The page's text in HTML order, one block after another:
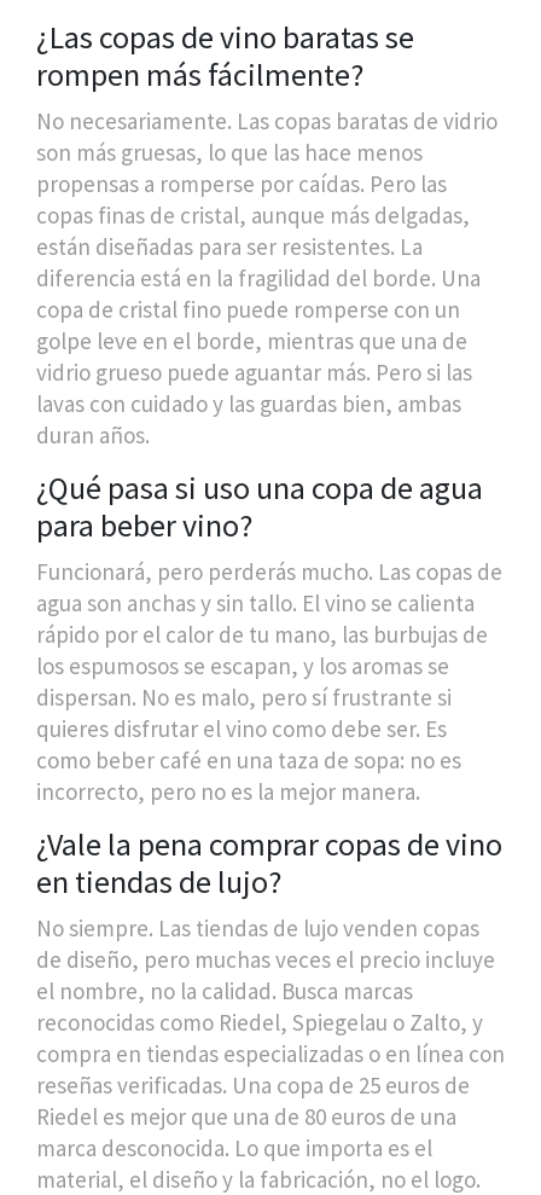
¿Las copas de vino baratas se
rompen más fácilmente?
No necesariamente. Las copas baratas de vidrio
son más gruesas, lo que las hace menos
propensas a romperse por caídas. Pero las
copas finas de cristal, aunque más delgadas,
están diseñadas para ser resistentes. La
diferencia está en la fragilidad del borde. Una
copa de cristal fino puede romperse con un
golpe leve en el borde, mientras que una de
vidrio grueso puede aguantar más. Pero si las
lavas con cuidado y las guardas bien, ambas
duran años.
¿Qué pasa si uso una copa de agua
para beber vino?
Funcionará, pero perderás mucho. Las copas de
agua son anchas y sin tallo. El vino se calienta
rápido por el calor de tu mano, las burbujas de
los espumosos se escapan, y los aromas se
dispersan. No es malo, pero sí frustrante si
quieres disfrutar el vino como debe ser. Es
como beber café en una taza de sopa: no es
incorrecto, pero no es la mejor manera.
¿Vale la pena comprar copas de vino
en tiendas de lujo?
No siempre. Las tiendas de lujo venden copas
de diseño, pero muchas veces el precio incluye
el nombre, no la calidad. Busca marcas
reconocidas como Riedel, Spiegelau o Zalto, y
compra en tiendas especializadas o en línea con
reseñas verificadas. Una copa de 25 euros de
Riedel es mejor que una de 80 euros de una
marca desconocida. Lo que importa es el
material, el diseño y la fabricación, no el logo.